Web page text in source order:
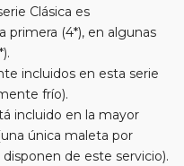
Clásica es
(4*), en algunas
incluidos en esta serie
frío).
incluido en la mayor
única maleta por
de este servicio).